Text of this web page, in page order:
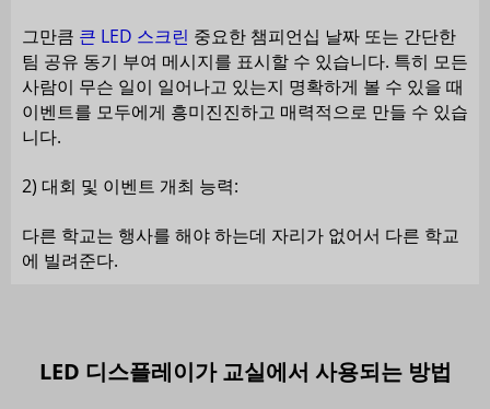
그만큼 큰 LED 스크린 중요한 챔피언십 날짜 또는 간단한
팀 공유 동기 부여 메시지를 표시할 수 있습니다. 특히 모든
사람이 무슨 일이 일어나고 있는지 명확하게 볼 수 있을 때
이벤트를 모두에게 흥미진진하고 매력적으로 만들 수 있습
니다.
2) 대회 및 이벤트 개최 능력:
다른 학교는 행사를 해야 하는데 자리가 없어서 다른 학교
에 빌려준다.
LED 디스플레이가 교실에서 사용되는 방법